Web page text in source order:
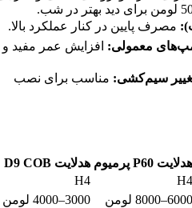
: مصرف پایین در کنار عملکرد بالا.
معمولی: افزایش عمر مفید و
سیم‌کشی: مناسب برای نصب
هدلایت پرمیوم هدلایت
H4
H4
6000–8000 لومن
3000–4000 لومن